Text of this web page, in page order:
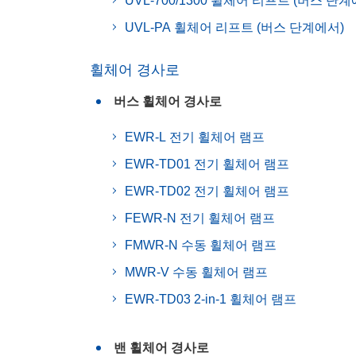
UVL-PA 휠체어 리프트 (버스 단계에서)
휠체어 경사로
버스 휠체어 경사로
EWR-L 전기 휠체어 램프
EWR-TD01 전기 휠체어 램프
EWR-TD02 전기 휠체어 램프
FEWR-N 전기 휠체어 램프
FMWR-N 수동 휠체어 램프
MWR-V 수동 휠체어 램프
EWR-TD03 2-in-1 휠체어 램프
밴 휠체어 경사로